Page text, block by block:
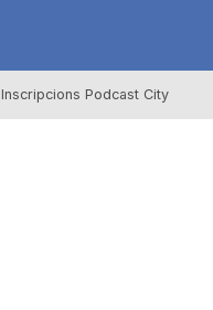
Inscripcions Podcast City